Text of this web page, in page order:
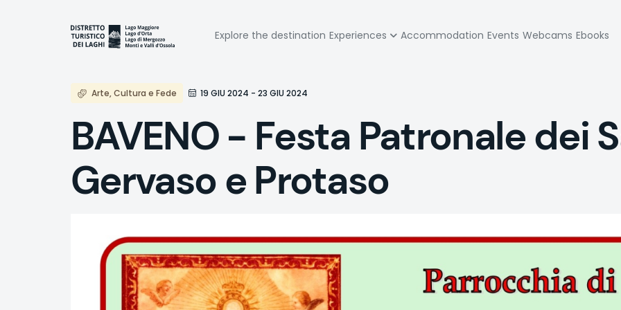
Navigazione
principale
Explore the destination Experiences Accommodation Events Webcams Ebooks
Arte, Cultura e Fede 19 GIU 2024 - 23 GIU 2024
BAVENO - Festa Patronale dei
Gervaso e Protaso